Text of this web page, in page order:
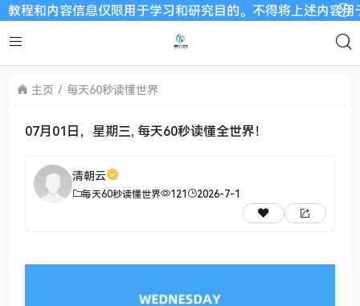
内容信息仅限用于学习和研究目的。不得将上述内容用于
主页 每天60秒读懂世界
07月01日，星期三, 每天60秒读懂全世界！
清朝云
每天60秒读懂世界 121 2026-7-1